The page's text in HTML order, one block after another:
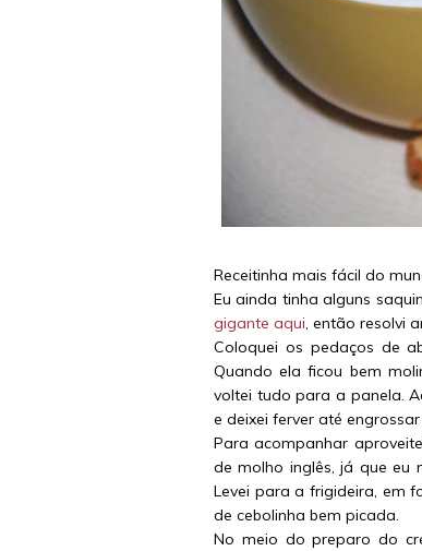
Receitinha mais fácil do
Eu ainda tinha alguns
gigante aqui, então resolvi
Coloquei os pedaços de
Quando ela ficou bem
voltei tudo para a panela.
e deixei ferver até
Para acompanhar
de molho inglês, já que eu
Levei para a frigideira, em
de cebolinha bem picada.
No meio do preparo do